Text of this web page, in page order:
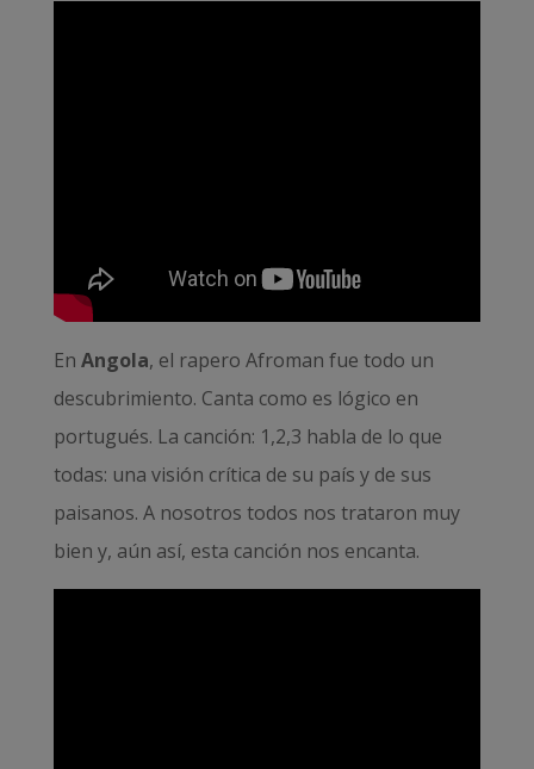
En Angola, el rapero Afroman fue todo un
descubrimiento. Canta como es lógico en
portugués. La canción: 1,2,3 habla de lo que
todas: una visión crítica de su país y de sus
paisanos. A nosotros todos nos trataron muy
bien y, aún así, esta canción nos encanta.